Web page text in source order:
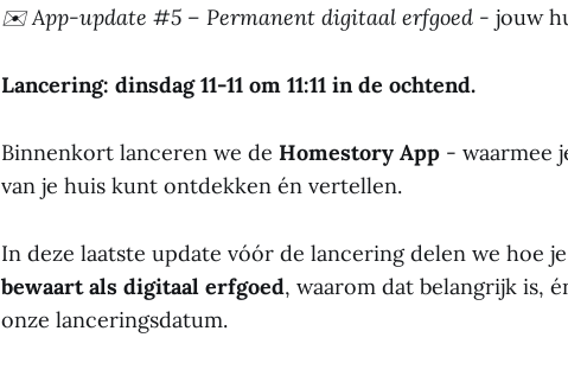
✉️ App-update #5 – Permanent digitaal erfgoed - jouw
Lancering: dinsdag 11-11 om 11:11 in de ochtend.
Binnenkort lanceren we de Homestory App - waarmee
van je huis kunt ontdekken én vertellen.
In deze laatste update vóór de lancering delen we hoe
bewaart als digitaal erfgoed, waarom dat belangrijk is,
onze lanceringsdatum.